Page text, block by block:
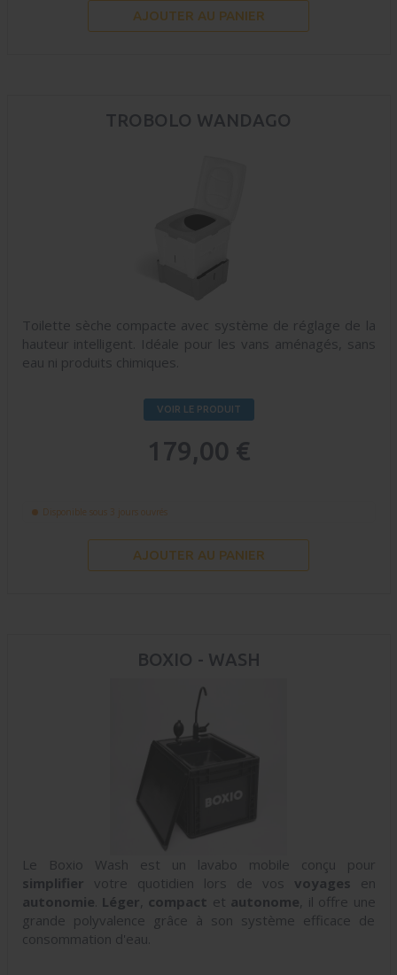
AJOUTER AU PANIER
TROBOLO WANDAGO
Toilette sèche compacte avec système de réglage de la
hauteur intelligent. Idéale pour les vans aménagés, sans
eau ni produits chimiques.
VOIR LE PRODUIT
179,00 €
Disponible sous 3 jours ouvrés
AJOUTER AU PANIER
BOXIO - WASH
Le Boxio Wash est un lavabo mobile conçu pour
simplifier votre quotidien lors de vos voyages en
autonomie Léger compact et autonome , il offre une
grande polyvalence grâce à son système efficace de
consommation d'eau.